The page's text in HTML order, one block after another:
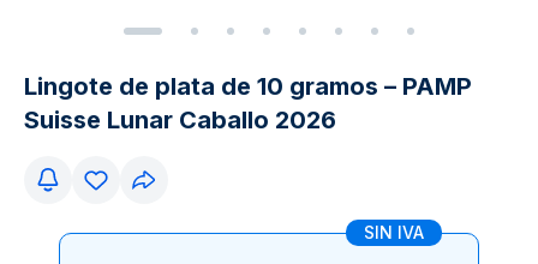
Lingote de plata de 10 gramos – PAMP
Suisse Lunar Caballo 2026
SIN IVA